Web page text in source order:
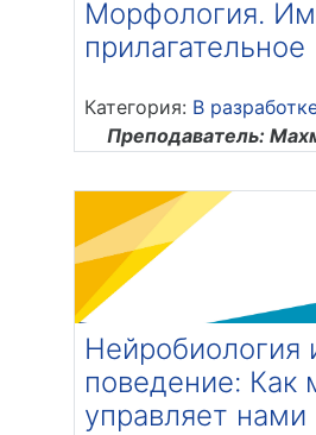
Морфология.
прилагательное
Категория: В
Преподаватель:
Нейробиология
поведение: Как
управляет нами